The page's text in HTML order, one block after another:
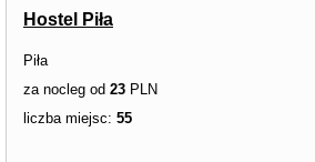
Hostel Piła
Piła
za nocleg od 23 PLN
liczba miejsc: 55